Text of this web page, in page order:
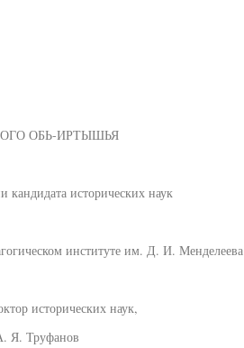
ОБЬ-ИРТЫШЬЯ
кандидата исторических наук
институте им. Д. И. Менделеева
исторических наук,
Я. Труфанов